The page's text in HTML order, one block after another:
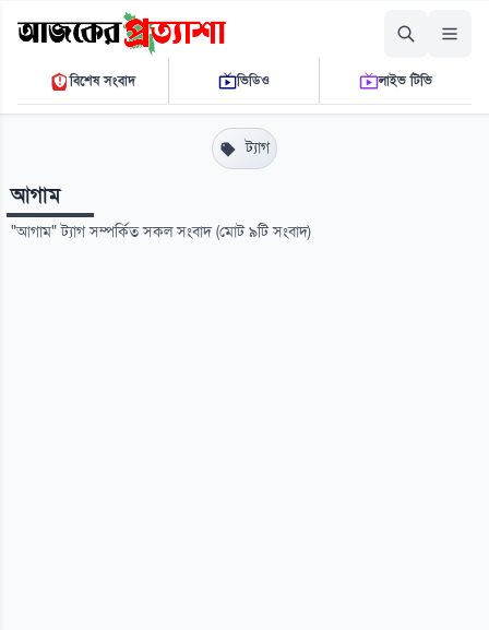
শুক্রবার, ০৭ আগস্ট ২০২৬
০৯ ৪০ ২১ এ.এম.THE DAILY AJKER PROTTASHA
বিশেষ সংবাদ ভিডিও লাইভ টিভি
ট্যাগ
আগাম
"আগাম" ট্যাগ সম্পর্কিত সকল সংবাদ (মোট ৯টি সংবাদ)